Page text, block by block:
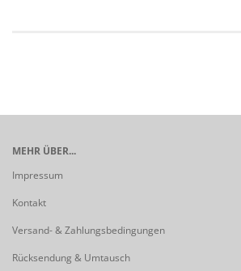
MEHR ÜBER...
Impressum
Kontakt
Versand- & Zahlungsbedingungen
Rücksendung & Umtausch